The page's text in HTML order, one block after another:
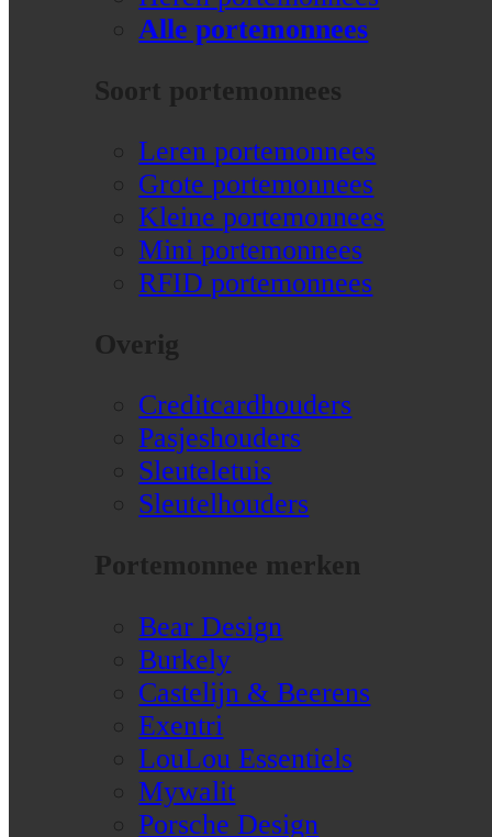
Alle portemonnees
Soort portemonnees
Leren portemonnees
Grote portemonnees
Kleine portemonnees
Mini portemonnees
RFID portemonnees
Overig
Creditcardhouders
Pasjeshouders
Sleuteletuis
Sleutelhouders
Portemonnee merken
Bear Design
Burkely
Castelijn & Beerens
Exentri
LouLou Essentiels
Mywalit
Porsche Design